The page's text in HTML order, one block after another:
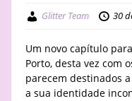
Glitter Team 30
Um novo capítulo
Porto, desta vez com
parecem destinados
a sua identidade